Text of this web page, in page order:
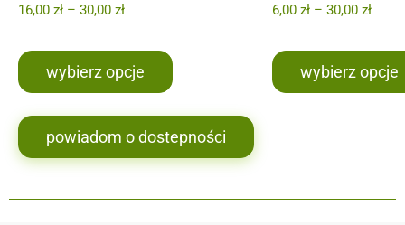
16,00 zł – 30,00 zł
wybierz opcje
powiadom o dostepności
6,00 zł – 30,00 zł
wybierz opcje